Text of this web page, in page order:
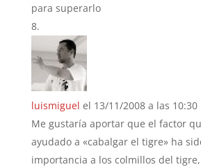
para superarlo
luismiguel el 13/11/2008 a las 10:30
Me gustaría aportar que el factor
ayudado a «cabalgar el tigre» ha
importancia a los colmillos del